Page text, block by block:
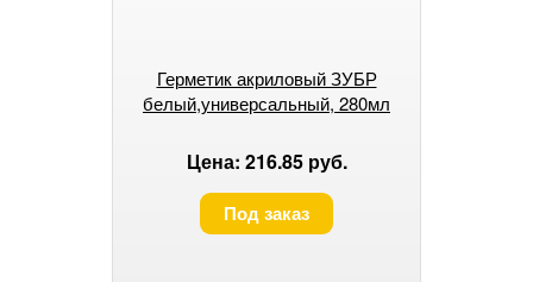
Герметик акриловый ЗУБР
белый,универсальный, 280мл
Цена: 216.85 руб.
Под заказ